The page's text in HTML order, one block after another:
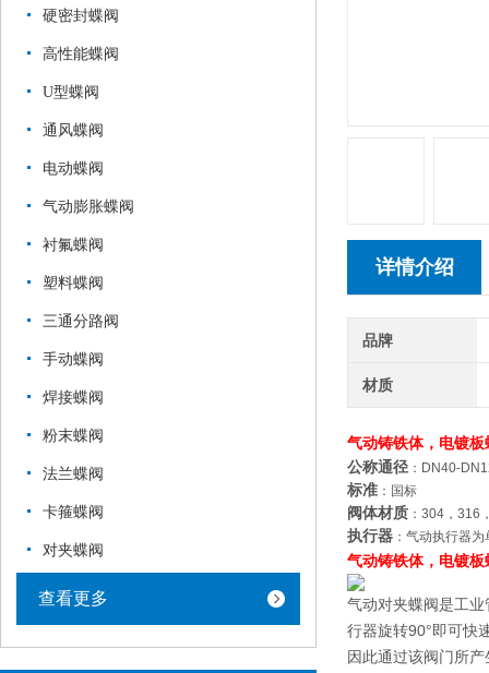
详情介绍
品牌
材质
气动铸铁体，电镀板
公称通径 ：DN40-
标准 ：国标
阀体材质 ：304，316
执行器 ：气动执行器
气动铸铁体，电镀板
气动对夹蝶阀是工
行器旋转90°即可快
因此通过该阀门所
硬密封蝶阀
高性能蝶阀
U型蝶阀
通风蝶阀
电动蝶阀
气动膨胀蝶阀
衬氟蝶阀
塑料蝶阀
三通分路阀
手动蝶阀
焊接蝶阀
粉末蝶阀
法兰蝶阀
卡箍蝶阀
对夹蝶阀
查看更多